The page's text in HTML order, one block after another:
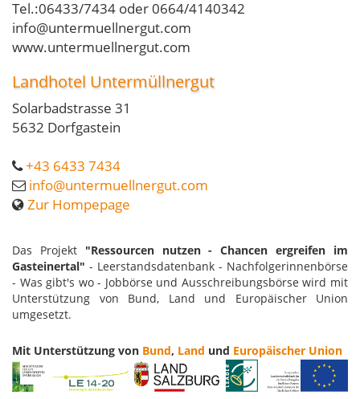
Tel.:06433/7434 oder 0664/4140342
info@untermuellnergut.com
www.untermuellnergut.com
Landhotel Untermüllnergut
Solarbadstrasse 31
5632 Dorfgastein
+43 6433 7434
info@untermuellnergut.com
Zur Hompepage
Das Projekt "Ressourcen nutzen - Chancen ergreifen im
Gasteinertal" - Leerstandsdatenbank - Nachfolgerinnenbörse
- Was gibt's wo - Jobbörse und Ausschreibungsbörse wird mit
Unterstützung von Bund, Land und Europäischer Union
umgesetzt.
Mit Unterstützung von Bund, Land und Europäischer Union